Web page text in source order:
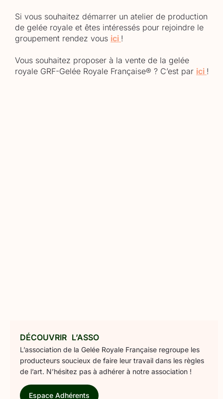
Si vous souhaitez démarrer un atelier de production
de gelée royale et êtes intéressés pour rejoindre le
groupement rendez vous ici !
Vous souhaitez proposer à la vente de la gelée
royale GRF-Gelée Royale Française® ? C’est par ici !
DÉCOUVRIR L’ASSO
L’association de la Gelée Royale Française regroupe les
producteurs soucieux de faire leur travail dans les règles
de l’art. N’hésitez pas à adhérer à notre association !
Espace Adhérents